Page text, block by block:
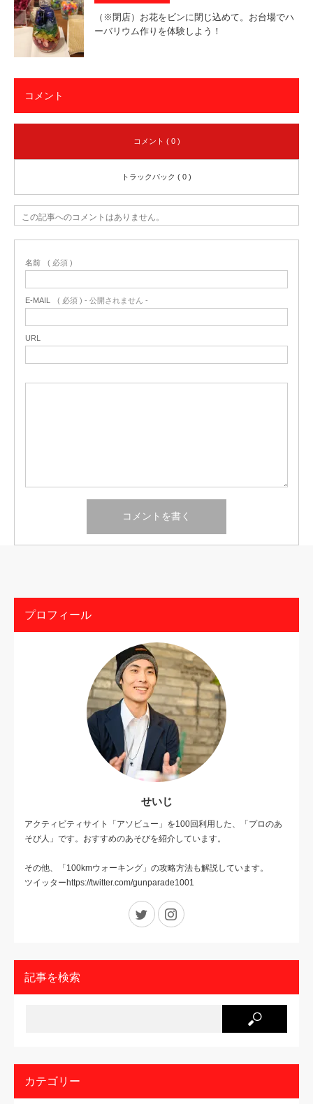
（※閉店）お花をビンに閉じ込めて。お台場でハ
ーバリウム作りを体験しよう！
コメント
コメント ( 0 )
トラックバック ( 0 )
この記事へのコメントはありません。
名前 ( 必須 )
E-MAIL ( 必須 ) - 公開されません -
URL
プロフィール
せいじ
アクティビティサイト「アソビュー」を100回利用した、「プロのあ
そび人」です。おすすめのあそびを紹介しています。
その他、「100kmウォーキング」の攻略方法も解説しています。
ツイッターhttps://twitter.com/gunparade1001
Twitter
記事を検索
カテゴリー